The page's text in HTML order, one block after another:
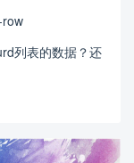
列表的数据？还